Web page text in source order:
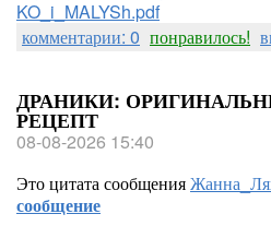
KO_i_MALYSh.pdf
комментарии: 0 понравилось!
ДРАНИКИ:
РЕЦЕПТ
08-08-2026 15:40
Это цитата сообщения
сообщение